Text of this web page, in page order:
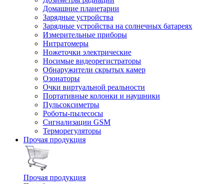
Домашние планетарии
Зарядные устройства
Зарядные устройства на солнечных батареях
Измерительные приборы
Нитратомеры
Ножеточки электрические
Носимые видеорегистраторы
Обнаружители скрытых камер
Озонаторы
Очки виртуальной реальности
Портативные колонки и наушники
Пульсоксиметры
Роботы-пылесосы
Сигнализации GSM
Терморегуляторы
Прочая продукция
Прочая продукция